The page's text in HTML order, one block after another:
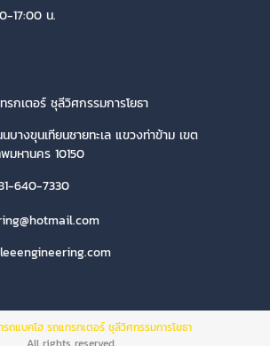
17:00 น.
รกเตอร์ ชุลีวิศกรรมการโยธา
างขุนเทียนชายทะเล แขวงท่าข้าม เขต
มหานคร 10150
640-7330
รถแบคโฮ รถแทรกเตอร์ ชุลีวิศกรรมการโยธา